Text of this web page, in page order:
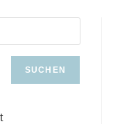
SUCHEN